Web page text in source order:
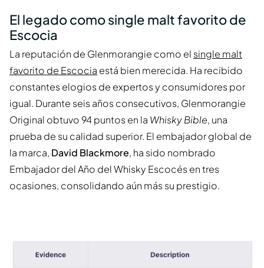
El legado como single malt favorito de
Escocia
La reputación de Glenmorangie como el single malt
favorito de Escocia está bien merecida. Ha recibido
constantes elogios de expertos y consumidores por
igual. Durante seis años consecutivos, Glenmorangie
Original obtuvo 94 puntos en la Whisky Bible, una
prueba de su calidad superior. El embajador global de
la marca, David Blackmore, ha sido nombrado
Embajador del Año del Whisky Escocés en tres
ocasiones, consolidando aún más su prestigio.